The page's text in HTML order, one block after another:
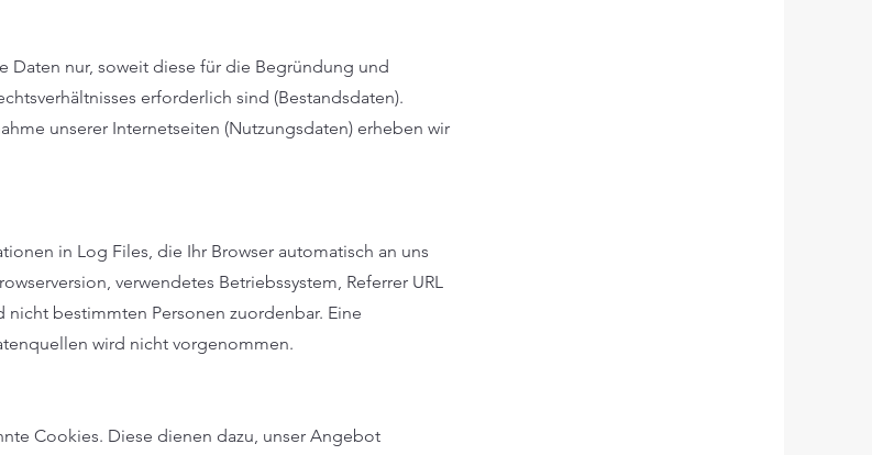
nur, soweit diese für die Begründung und
erforderlich sind (Bestandsdaten).
unserer Internetseiten (Nutzungsdaten) erheben wir
in Log Files, die Ihr Browser automatisch an uns
verwendetes Betriebssystem, Referrer URL
bestimmten Personen zuordenbar. Eine
wird nicht vorgenommen.
Cookies. Diese dienen dazu, unser Angebot